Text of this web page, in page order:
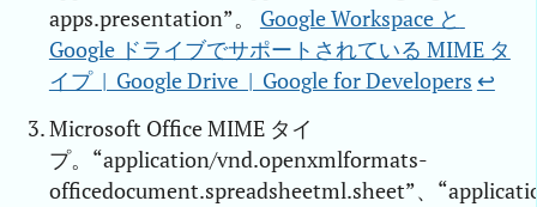
apps.presentation”。 Google Workspace と
Google ドライブでサポートされている MIME タ
イプ  |  Google Drive  |  Google for Developers ↩︎
Microsoft Office MIME タイ
プ。“application/vnd.openxmlformats-
officedocument.spreadsheetml.sheet”、